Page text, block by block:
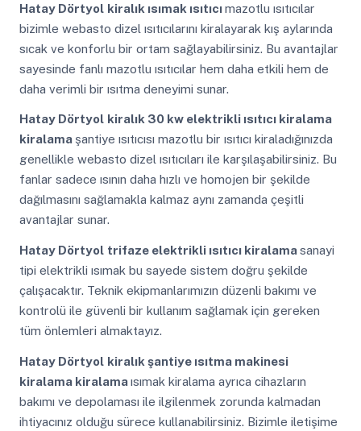
Hatay Dörtyol kiralık ısımak ısıtıcımazotlu ısıtıcılar
bizimle webasto dizel ısıtıcılarını kiralayarak kış aylarında
sıcak ve konforlu bir ortam sağlayabilirsiniz. Bu avantajlar
sayesinde fanlı mazotlu ısıtıcılar hem daha etkili hem de
daha verimli bir ısıtma deneyimi sunar.
Hatay Dörtyol kiralık 30 kw elektrikli ısıtıcı kiralama
kiralama şantiye ısıtıcısı mazotlu bir ısıtıcı kiraladığınızda
genellikle webasto dizel ısıtıcıları ile karşılaşabilirsiniz. Bu
fanlar sadece ısının daha hızlı ve homojen bir şekilde
dağılmasını sağlamakla kalmaz aynı zamanda çeşitli
avantajlar sunar.
Hatay Dörtyol trifaze elektrikli ısıtıcı kiralamasanayi
tipi elektrikli ısımak bu sayede sistem doğru şekilde
çalışacaktır. Teknik ekipmanlarımızın düzenli bakımı ve
kontrolü ile güvenli bir kullanım sağlamak için gereken
tüm önlemleri almaktayız.
Hatay Dörtyol kiralık şantiye ısıtma makinesi
kiralama kiralamaısımak kiralama ayrıca cihazların
bakımı ve depolaması ile ilgilenmek zorunda kalmadan
ihtiyacınız olduğu sürece kullanabilirsiniz. Bizimle iletişime